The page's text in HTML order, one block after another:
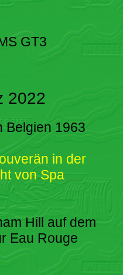
GT3
2022
Belgien 1963
in der
von Spa
Hill auf dem
Eau Rouge